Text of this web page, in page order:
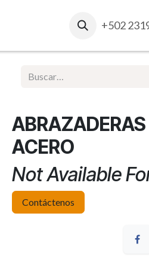
Ventas Corporativas +502
ACERO
Not Available
Contáctenos